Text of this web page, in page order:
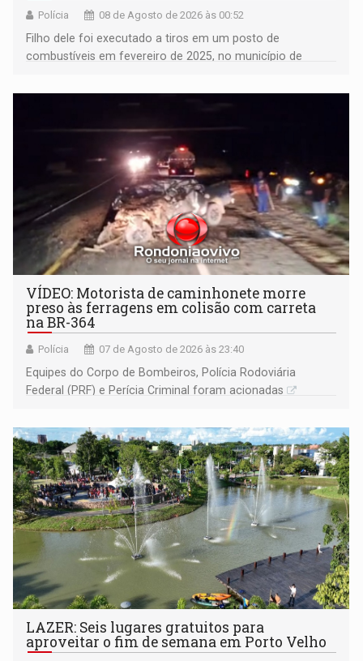
Polícia 08 de Agosto de 2026 às 00:52
Filho dele foi executado a tiros em um posto de
combustíveis em fevereiro de 2025, no município de
VÍDEO: Motorista de caminhonete morre
preso às ferragens em colisão com carreta
na BR-364
Polícia 07 de Agosto de 2026 às 23:40
Equipes do Corpo de Bombeiros, Polícia Rodoviária
Federal (PRF) e Perícia Criminal foram acionadas
LAZER: Seis lugares gratuitos para
aproveitar o fim de semana em Porto Velho